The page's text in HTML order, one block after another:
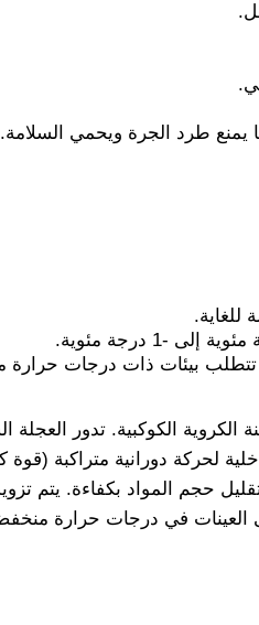
يمنع طرد الجرة ويحمي السلامة.
تتطلب بيئات ذات درجات حرارة
الكوكبية. تدور
الطحن الداخلية لحركة دورانية
حجم المواد بكفاءة. يتم
العينات في درجات حرارة